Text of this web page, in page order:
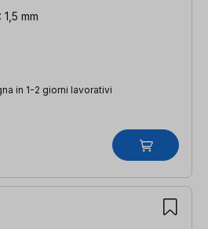
mm
in 1-2 giorni lavorativi